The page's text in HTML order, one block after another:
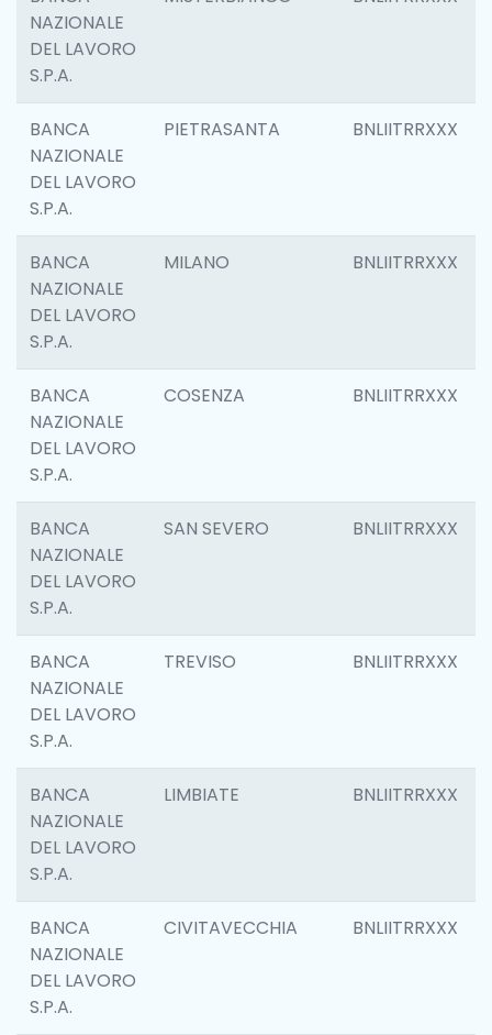
NAZIONALE
DEL LAVORO
S.P.A.
BANCA
NAZIONALE
DEL LAVORO
S.P.A.
PIETRASANTA BNLIITRRXXX
BANCA
NAZIONALE
DEL LAVORO
S.P.A.
MILANO BNLIITRRXXX
BANCA
NAZIONALE
DEL LAVORO
S.P.A.
COSENZA BNLIITRRXXX
BANCA
NAZIONALE
DEL LAVORO
S.P.A.
SAN SEVERO BNLIITRRXXX
BANCA
NAZIONALE
DEL LAVORO
S.P.A.
TREVISO BNLIITRRXXX
BANCA
NAZIONALE
DEL LAVORO
S.P.A.
LIMBIATE BNLIITRRXXX
BANCA
NAZIONALE
DEL LAVORO
S.P.A.
CIVITAVECCHIA BNLIITRRXXX